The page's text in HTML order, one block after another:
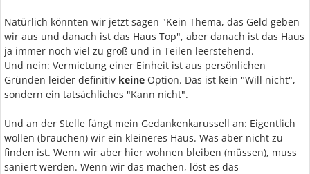
Natürlich könnten wir jetzt sagen "Kein Thema, das Geld geben
wir aus und danach ist das Haus Top", aber danach ist das Haus
ja immer noch viel zu groß und in Teilen leerstehend.
Und nein: Vermietung einer Einheit ist aus persönlichen
Gründen leider definitiv keine Option. Das ist kein "Will nicht",
sondern ein tatsächliches "Kann nicht".
Und an der Stelle fängt mein Gedankenkarussell an: Eigentlich
wollen (brauchen) wir ein kleineres Haus. Was aber nicht zu
finden ist. Wenn wir aber hier wohnen bleiben (müssen), muss
saniert werden. Wenn wir das machen, löst es das